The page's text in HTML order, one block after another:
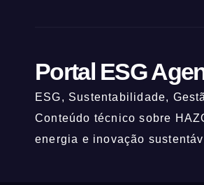
Portal ESG
ESG, Sustentabilidade,
Conteúdo técnico sobre
energia e inovação